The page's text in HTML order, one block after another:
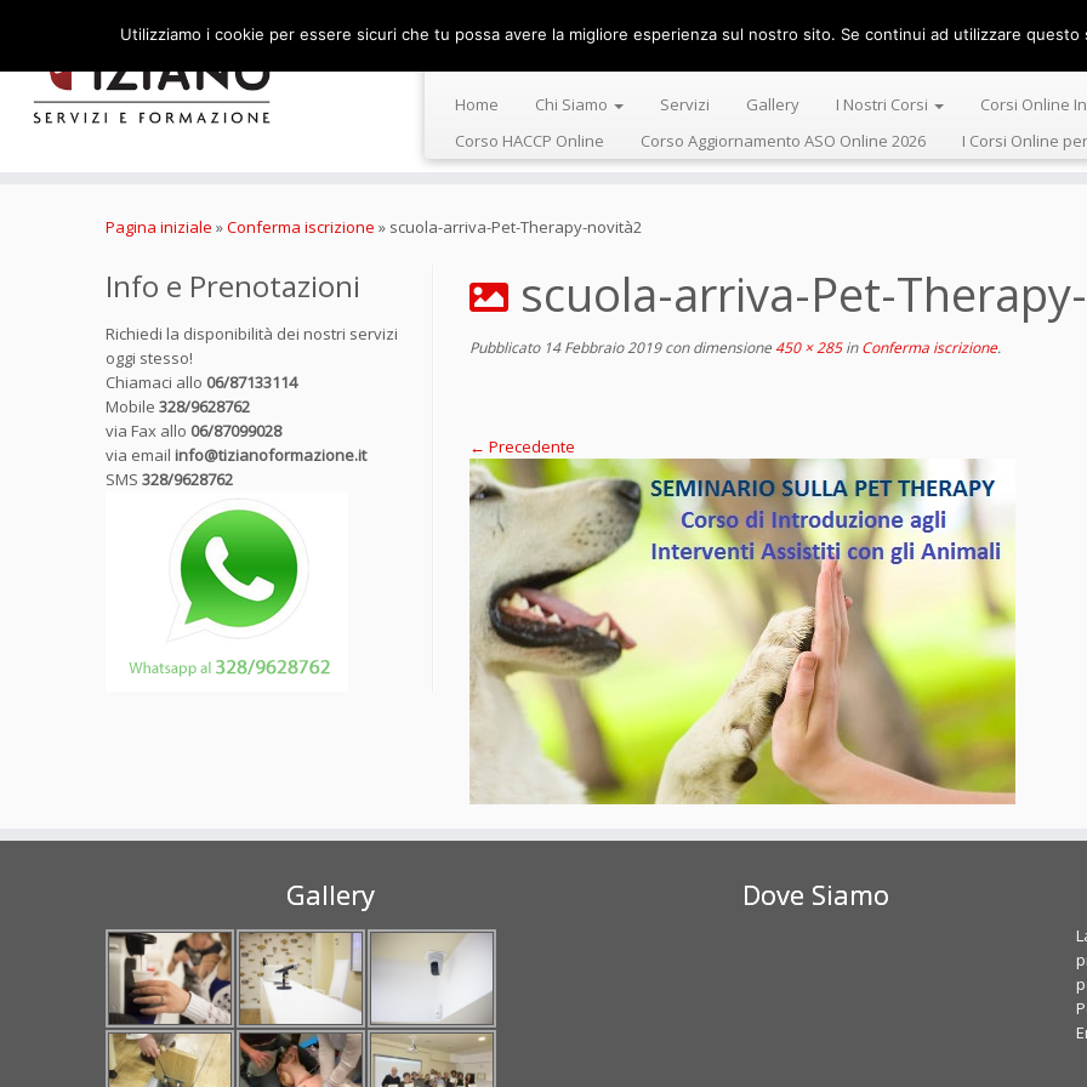
Centro Alta
Home Chi Siamo Servizi Gallery I Nostri Corsi Corsi Online
Corso HACCP Online
Corso Aggiornamento ASO Online 2026 I Corsi Online
Pagina iniziale »Conferma iscrizione » scuola-arriva-Pet-Therapy-novità2
Info e Prenotazioni
Richiedi la disponibilità dei nostri servizi
oggi stesso!
Chiamaci allo 06/87133114
Mobile 328/9628762
via Fax allo 06/87099028
via email info@tizianoformazione.it
SMS 328/9628762
scuola-arriva-Pet-
Pubblicato 14 Febbraio 2019con dimensione450 × 285inConferma iscrizione.
← Precedente
Gallery Dove Siamo
Utilizziamo i cookie per essere sicuri che tu possa avere la migliore esperienza sul nostro sito. Se continui ad utilizzare